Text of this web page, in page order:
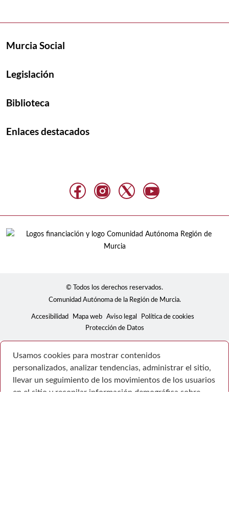
Murcia Social
Legislación
Biblioteca
Enlaces destacados
© Todos los derechos reservados.
Comunidad Autónoma de la Región de Murcia.
Accesibilidad Mapa web Aviso legal
Política de cookies
Protección de Datos
Usamos cookies para mostrar contenidos
personalizados, analizar tendencias, administrar el sitio,
llevar un seguimiento de los movimientos de los usuarios
en el sitio y recopilar información demográfica sobre